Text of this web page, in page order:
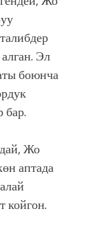
Эл
боюнча
бар.
Жо
аптада
койгон.